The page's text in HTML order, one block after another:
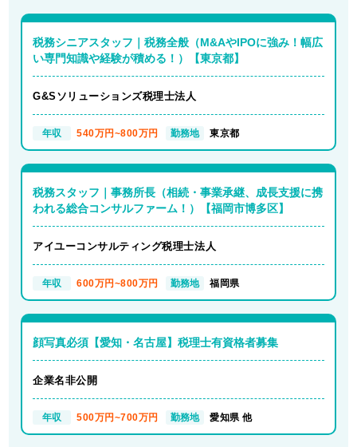
税務シニアスタッフ｜税務全般（M&AやIPOに強み！幅広
い専門知識や経験が積める！）【東京都】
G&Sソリューションズ税理士法人
年収 540万円~800万円 勤務地 東京都
税務スタッフ｜事務所長（相続・事業承継、成長支援に携
われる総合コンサルファーム！）【福岡市博多区】
アイユーコンサルティング税理士法人
年収 600万円~800万円 勤務地 福岡県
顔写真必須【愛知・名古屋】税理士有資格者募集
企業名非公開
年収 500万円~700万円 勤務地 愛知県 他